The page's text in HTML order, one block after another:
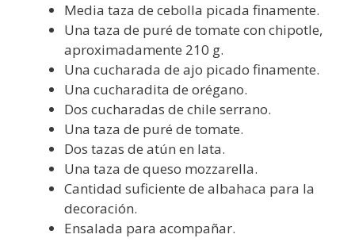
Media taza de cebolla picada finamente.
Una taza de puré de tomate con chipotle,
aproximadamente 210 g.
Una cucharada de ajo picado finamente.
Una cucharadita de orégano.
Dos cucharadas de chile serrano.
Una taza de puré de tomate.
Dos tazas de atún en lata.
Una taza de queso mozzarella.
Cantidad suficiente de albahaca para la
decoración.
Ensalada para acompañar.